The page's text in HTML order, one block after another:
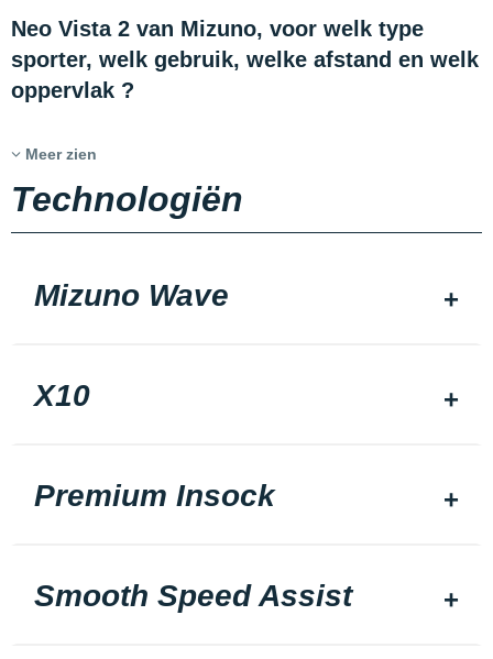
Neo Vista 2 van Mizuno, voor welk type
sporter, welk gebruik, welke afstand en welk
oppervlak ?
Meer zien
Technologiën
Mizuno Wave
X10
Premium Insock
Smooth Speed Assist